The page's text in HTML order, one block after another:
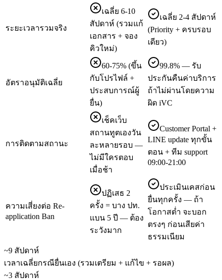
ระยะเวลารวมจริง
เฉลี่ย 6-10
สัปดาห์ (รวมแก้
เอกสาร + จอง
คิวใหม่)
เฉลี่ย 2-4 สัปดาห์
(Priority + ครบรอบ
เดียว)
อัตราอนุมัติเฉลี่ย
60-75% (ขึ้น
กับโปรไฟล์ +
ประสบการณ์ผู้
ยื่น)
99.8% — รับ
ประกันคืนค่าบริการ
ถ้าไม่ผ่านโดยความ
ผิด iVC
การติดตามสถานะ
เช็คเว็บ
สถานทูตเองวัน
ละหลายรอบ —
ไม่มีใครตอบ
เมื่อช้า
Customer Portal +
LINE update ทุกขั้น
ตอน + ทีม support
09:00-21:00
ความเสี่ยงต่อ Re-
application Ban
ปฏิเสธ 2
ครั้ง = บาง ปท.
แบน 5 ปี — ต้อง
ระวังมาก
ประเมินเคสก่อน
ยื่นทุกครั้ง — ถ้า
โอกาสต่ำ จะบอก
ตรงๆ ก่อนเสียค่า
ธรรมเนียม
~9 สัปดาห์
เวลาเฉลี่ยกรณียื่นเอง (รวมเตรียม + แก้ไข + รอผล)
~3 สัปดาห์